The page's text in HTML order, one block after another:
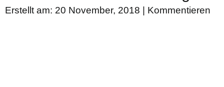
Erstellt am: 20 November, 2018 | Kommentieren